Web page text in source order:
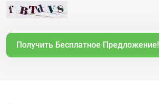
Получить Бесплатное Предложение!